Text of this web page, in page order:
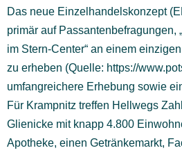
Das neue Einzelhandelskonzept
primär auf
im Stern-Center“ an einem
zu erheben (Quelle: https://
umfangreichere Erhebung sowie
Für Krampnitz treffen Hellwegs
Glienicke mit knapp 4.800
Apotheke, einen Getränkemarkt,